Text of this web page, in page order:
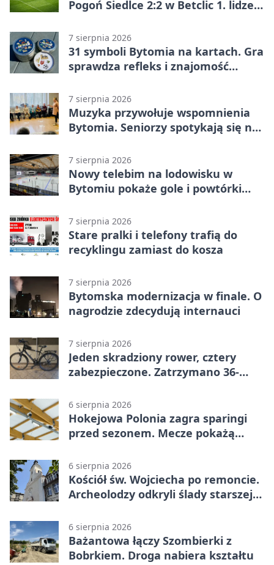
Pogoń Siedlce 2:2 w Betclic 1. lidze.
ale stracili zwycięstwo
7 sierpnia 2026
31 symboli Bytomia na kartach. Gra
sprawdza refleks i znajomość
7 sierpnia 2026
Muzyka przywołuje wspomnienia
Bytomia. Seniorzy spotykają się na
7 sierpnia 2026
Nowy telebim na lodowisku w
Bytomiu pokaże gole i powtórki
7 sierpnia 2026
Stare pralki i telefony trafią do
recyklingu zamiast do kosza
7 sierpnia 2026
Bytomska modernizacja w finale. O
nagrodzie zdecydują internauci
7 sierpnia 2026
Jeden skradziony rower, cztery
zabezpieczone. Zatrzymano 36-
6 sierpnia 2026
Hokejowa Polonia zagra sparingi
przed sezonem. Mecze pokażą
6 sierpnia 2026
Kościół św. Wojciecha po remoncie.
Archeolodzy odkryli ślady starszej
6 sierpnia 2026
Bażantowa łączy Szombierki z
Bobrkiem. Droga nabiera kształtu